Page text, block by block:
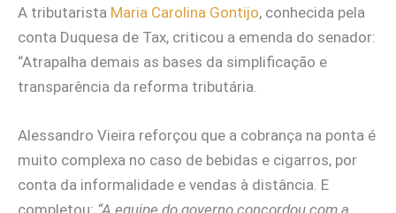
A tributarista Maria Carolina Gontijo, conhecida pela
conta Duquesa de Tax, criticou a emenda do senador:
“Atrapalha demais as bases da simplificação e
transparência da reforma tributária.
Alessandro Vieira reforçou que a cobrança na ponta é
muito complexa no caso de bebidas e cigarros, por
conta da informalidade e vendas à distância. E